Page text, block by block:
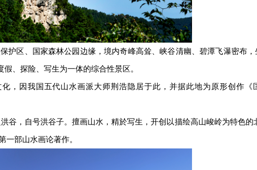
护区、国家森林公园边缘，境内奇峰高耸、峡谷清幽、碧潭飞瀑密布
、探险、写生为一体的综合性景区。
，因我国五代山水画派大师荆浩隐居于此，并据此地为原形创作《
谷，自号洪谷子。擅画山水，精於写生，开创以描绘高山峻岭为特色的
一部山水画论著作。